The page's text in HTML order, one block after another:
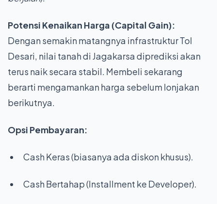
Potensi Kenaikan Harga (Capital Gain):
Dengan semakin matangnya infrastruktur Tol
Desari, nilai tanah di Jagakarsa diprediksi akan
terus naik secara stabil. Membeli sekarang
berarti mengamankan harga sebelum lonjakan
berikutnya.
Opsi Pembayaran:
Cash Keras (biasanya ada diskon khusus).
Cash Bertahap (Installment ke Developer).